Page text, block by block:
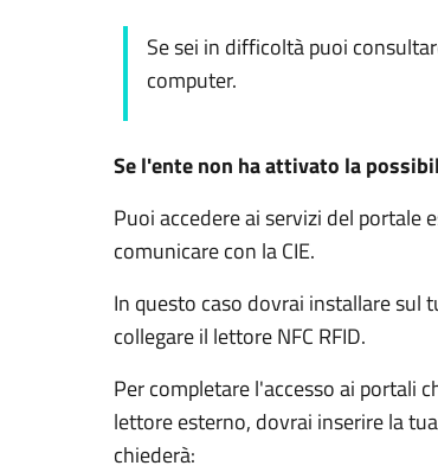
Se sei in difficoltà puoi
computer.
Se l'ente non ha attivato la
Puoi accedere ai servizi del
comunicare con la CIE.
In questo caso dovrai installare sul
collegare il lettore NFC RFID.
Per completare l'accesso ai portali
lettore esterno, dovrai inserire la
chiederà: